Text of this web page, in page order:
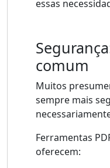
essas
comum
Muitos
sempre mais
Ferramentas
oferecem: